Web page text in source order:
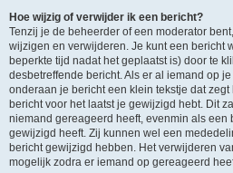
Hoe wijzig of verwijder ik een bericht?
Tenzij je de beheerder of een moderator
wijzigen en verwijderen. Je kunt een bericht
beperkte tijd nadat het geplaatst is) door te
desbetreffende bericht. Als er al iemand op
onderaan je bericht een klein tekstje dat
bericht voor het laatst je gewijzigd hebt. Dit
niemand gereageerd heeft, evenmin als een
gewijzigd heeft. Zij kunnen wel een
bericht gewijzigd hebben. Het verwijderen
mogelijk zodra er iemand op gereageerd